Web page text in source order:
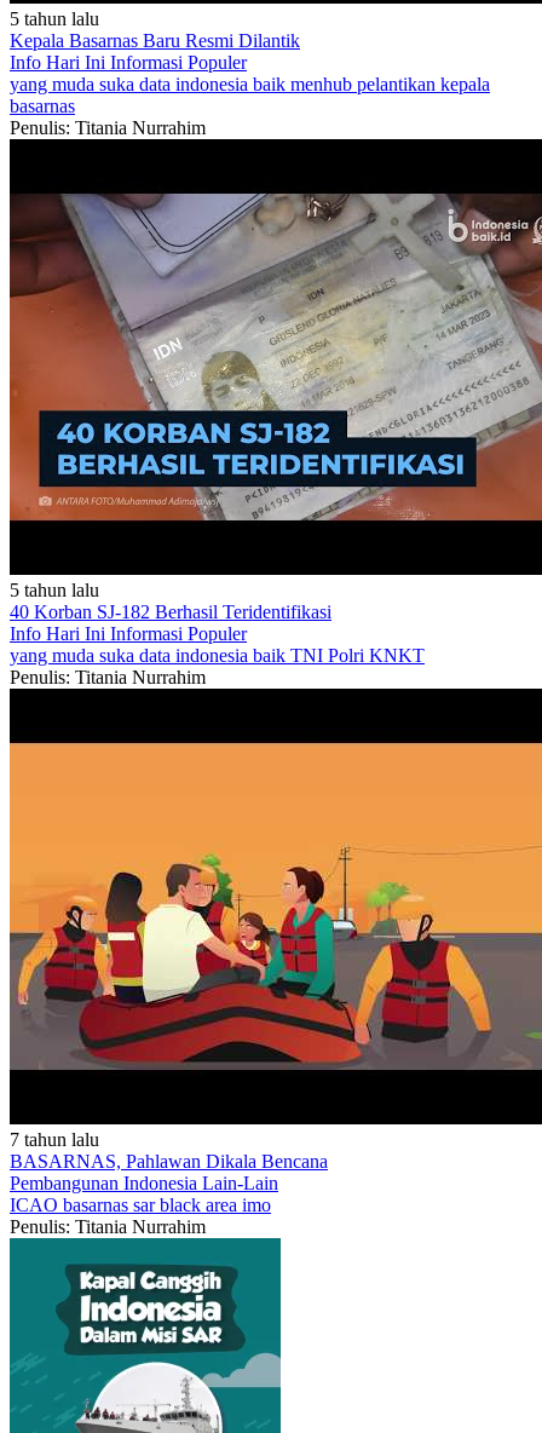
5 tahun lalu
Kepala Basarnas Baru Resmi Dilantik
Info Hari Ini Informasi Populer
yang muda suka data indonesia baik menhub pelantikan kepala
basarnas
Penulis: Titania Nurrahim
5 tahun lalu
40 Korban SJ-182 Berhasil Teridentifikasi
Info Hari Ini Informasi Populer
yang muda suka data indonesia baik TNI Polri KNKT
Penulis: Titania Nurrahim
7 tahun lalu
BASARNAS, Pahlawan Dikala Bencana
Pembangunan Indonesia Lain-Lain
ICAO basarnas sarblack area imo
Penulis: Titania Nurrahim